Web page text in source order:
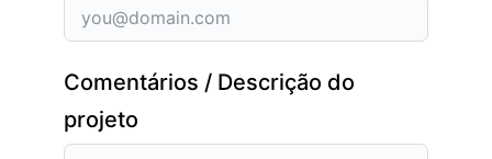
Comentários / Descrição do
projeto